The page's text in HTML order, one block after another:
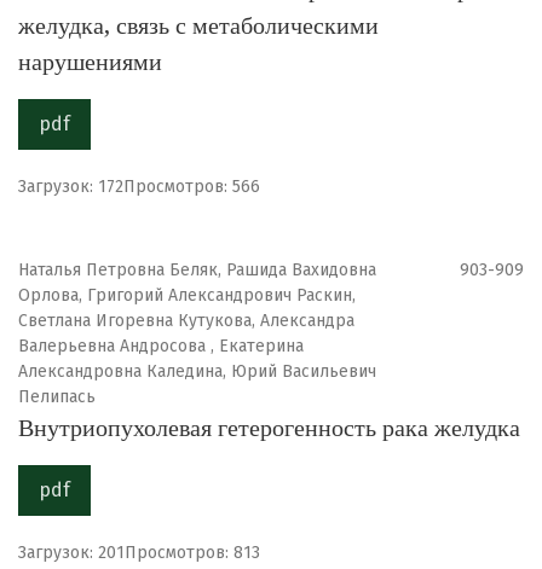
желудка, связь с метаболическими
нарушениями
pdf
Загрузок: 172Просмотров: 566
Наталья Петровна Беляк, Рашида Вахидовна
Орлова, Григорий Александрович Раскин,
Светлана Игоревна Кутукова, Александра
Валерьевна Андросова , Екатерина
Александровна Каледина, Юрий Васильевич
Пелипась
903-909
Внутриопухолевая гетерогенность рака желудка
pdf
Загрузок: 201Просмотров: 813